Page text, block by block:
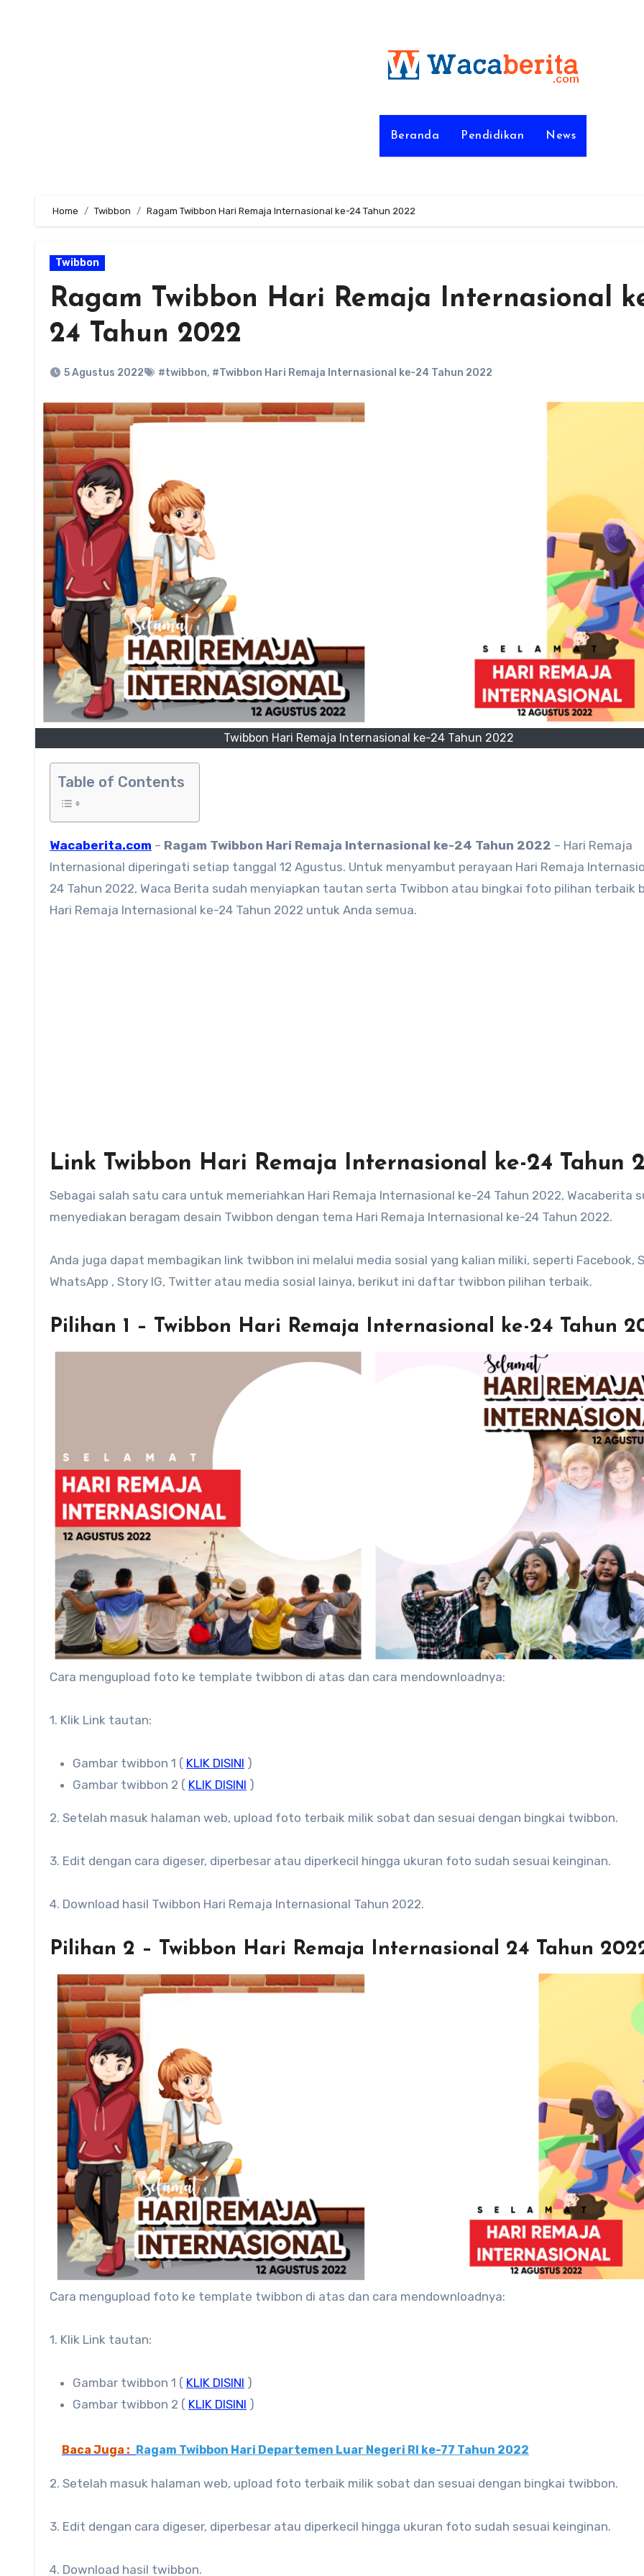
Beranda Pendidikan News
Home Twibbon Ragam Twibbon Hari Remaja Internasional ke-24 Tahun 2022
Twibbon
Ragam Twibbon Hari Remaja Internasional
24 Tahun 2022
5 Agustus 2022 #twibbon, #Twibbon Hari Remaja Internasional ke-24 Tahun 2022
Twibbon Hari Remaja Internasional ke-24 Tahun 2022
Table of Contents
Wacaberita.com – Ragam Twibbon Hari Remaja Internasional ke-24 Tahun 2022 – Hari Remaja
Internasional diperingati setiap tanggal 12 Agustus. Untuk menyambut perayaan Hari Remaja
24 Tahun 2022, Waca Berita sudah menyiapkan tautan serta Twibbon atau bingkai foto pilihan terbaik
Hari Remaja Internasional ke-24 Tahun 2022 untuk Anda semua.
Link Twibbon Hari Remaja Internasional ke-24 Tahun
Sebagai salah satu cara untuk memeriahkan Hari Remaja Internasional ke-24 Tahun 2022, Wacaberita
menyediakan beragam desain Twibbon dengan tema Hari Remaja Internasional ke-24 Tahun 2022.
Anda juga dapat membagikan link twibbon ini melalui media sosial yang kalian miliki, seperti Facebook,
WhatsApp , Story IG, Twitter atau media sosial lainya, berikut ini daftar twibbon pilihan terbaik.
Pilihan 1 – Twibbon Hari Remaja Internasional ke-24 Tahun
Cara mengupload foto ke template twibbon di atas dan cara mendownloadnya:
1. Klik Link tautan:
Gambar twibbon 1 ( KLIK DISINI )
Gambar twibbon 2 ( KLIK DISINI )
2. Setelah masuk halaman web, upload foto terbaik milik sobat dan sesuai dengan bingkai twibbon.
3. Edit dengan cara digeser, diperbesar atau diperkecil hingga ukuran foto sudah sesuai keinginan.
4. Download hasil Twibbon Hari Remaja Internasional Tahun 2022.
Pilihan 2 – Twibbon Hari Remaja Internasional 24 Tahun
Cara mengupload foto ke template twibbon di atas dan cara mendownloadnya:
1. Klik Link tautan:
Gambar twibbon 1 ( KLIK DISINI )
Gambar twibbon 2 ( KLIK DISINI )
Baca Juga : Ragam Twibbon Hari Departemen Luar Negeri RI ke-77 Tahun 2022
2. Setelah masuk halaman web, upload foto terbaik milik sobat dan sesuai dengan bingkai twibbon.
3. Edit dengan cara digeser, diperbesar atau diperkecil hingga ukuran foto sudah sesuai keinginan.
4. Download hasil twibbon.